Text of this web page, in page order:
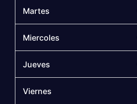
Martes
Miercoles
Jueves
Viernes